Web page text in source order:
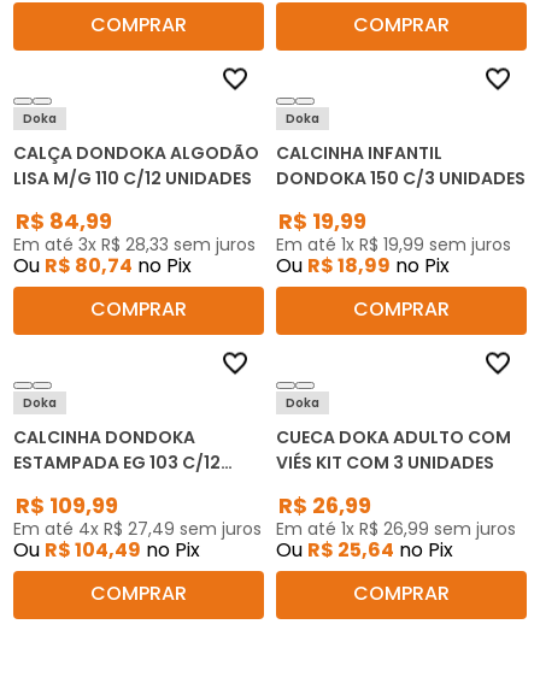
COMPRAR
COMPRAR
Doka
CALÇA DONDOKA ALGODÃO
LISA M/G 110 C/12 UNIDADES
R$ 84,99
Em até 3x R$ 28,33 sem juros
Ou R$ 80,74 no Pix
COMPRAR
Doka
CALCINHA INFANTIL
DONDOKA 150 C/3 UNIDADES
R$ 19,99
Em até 1x R$ 19,99 sem juros
Ou R$18,99 no Pix
COMPRAR
Doka
CALCINHA DONDOKA
ESTAMPADA EG 103 C/12
R$ 109,99
Em até 4x R$ 27,49 sem juros
Ou R$104,49 no Pix
COMPRAR
Doka
CUECA DOKA ADULTO COM
VIÉS KIT COM 3 UNIDADES
R$ 26,99
Em até 1x R$ 26,99 sem juros
Ou R$ 25,64 no Pix
COMPRAR